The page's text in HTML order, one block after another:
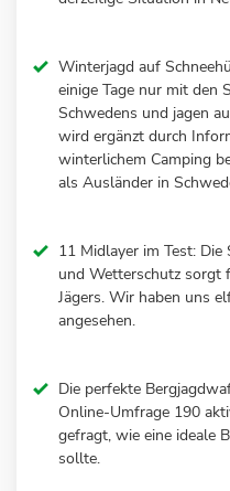
Winterjagd auf
einige Tage nur mit den
Schwedens und jagen
wird ergänzt durch
winterlichem Camping
als Ausländer in
11 Midlayer im Test:
und Wetterschutz sorgt
Jägers. Wir haben uns
angesehen.
Die perfekte
Online-Umfrage 190
gefragt, wie eine ideale
sollte.